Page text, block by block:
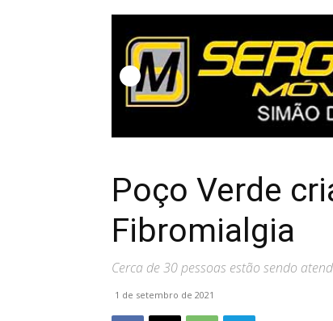
Poço Verde
Fibromialgia
Cerca de 30 pessoas estão sendo
1 de setembro de 2021